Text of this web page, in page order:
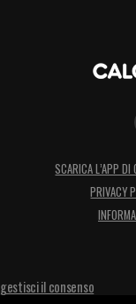
SCARICA L’APP
PRIVACY
gestisci il consenso